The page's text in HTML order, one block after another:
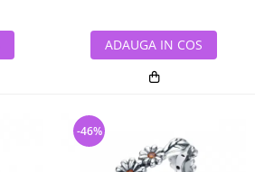
ADAUGA IN COS
-46%